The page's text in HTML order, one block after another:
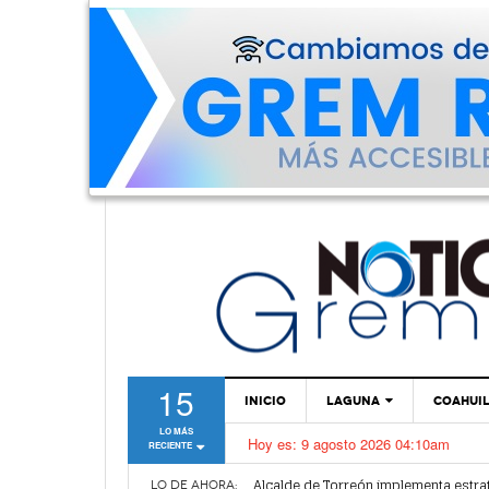
15
LO MÁS
RECIENTE
INICIO LAGUNA
TORREÓN
GÓMEZ PALACIO
Hoy es: 9 agosto 2026 04:10am
LO DE AHORA:
Dirección de Salud Municipal de